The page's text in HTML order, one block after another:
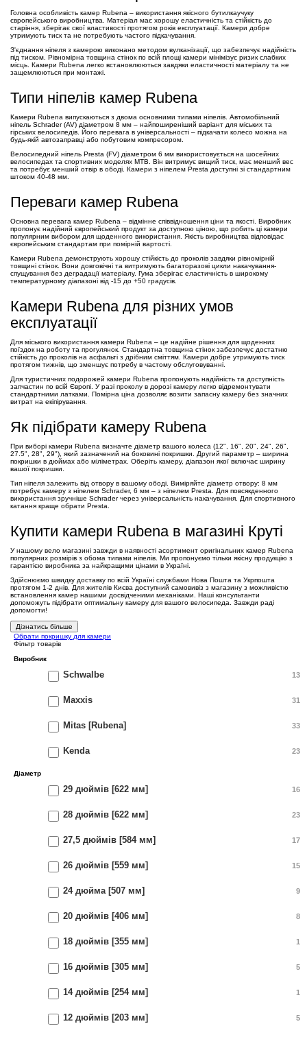
Головна особливість камер Rubena – використання якісного бутилкаучуку
європейського виробництва. Матеріал має хорошу еластичність та стійкість до
старіння, зберігає свої властивості протягом років експлуатації. Камери добре
утримують тиск та не потребують частого підкачування.
З'єднання ніпеля з камерою виконано методом вулканізації, що забезпечує надійність
під тиском. Рівномірна товщина стінок по всій площі камери мінімізує ризик слабких
місць. Камери Rubena легко встановлюються завдяки еластичності матеріалу та не
защемлюються при монтажі.
Типи ніпелів камер Rubena
Камери Rubena випускаються з двома основними типами ніпелів. Автомобільний
ніпель Schrader (AV) діаметром 8 мм – найпоширеніший варіант для міських та
гірських велосипедів. Його перевага в універсальності – підкачати колесо можна на
будь-якій автозаправці або побутовим компресором.
Велосипедний ніпель Presta (FV) діаметром 6 мм використовується на шосейних
велосипедах та спортивних моделях MTB. Він витримує вищий тиск, має менший вес
та потребує менший отвір в ободі. Камери з ніпелем Presta доступні зі стандартним
штоком 40-48 мм.
Переваги камер Rubena
Основна перевага камер Rubena – відмінне співвідношення ціни та якості. Виробник
пропонує надійний європейський продукт за доступною ціною, що робить ці камери
популярним вибором для щоденного використання. Якість виробництва відповідає
європейським стандартам при помірній вартості.
Камери Rubena демонструють хорошу стійкість до проколів завдяки рівномірній
товщині стінок. Вони довговічні та витримують багаторазові цикли накачування-
спущування без деградації матеріалу. Гума зберігає еластичність в широкому
температурному діапазоні від -15 до +50 градусів.
Камери Rubena для різних умов
експлуатації
Для міського використання камери Rubena – це надійне рішення для щоденних
поїздок на роботу та прогулянок. Стандартна товщина стінок забезпечує достатню
стійкість до проколів на асфальті з дрібним сміттям. Камери добре утримують тиск
протягом тижнів, що зменшує потребу в частому обслуговуванні.
Для туристичних подорожей камери Rubena пропонують надійність та доступність
запчастин по всій Європі. У разі проколу в дорозі камеру легко відремонтувати
стандартними латками. Помірна ціна дозволяє возити запасну камеру без значних
витрат на екіпірування.
Як підібрати камеру Rubena
При виборі камери Rubena визначте діаметр вашого колеса (12", 16", 20", 24", 26",
27.5", 28", 29"), який зазначений на боковині покришки. Другий параметр – ширина
покришки в дюймах або міліметрах. Оберіть камеру, діапазон якої включає ширину
вашої покришки.
Тип ніпеля залежить від отвору в вашому ободі. Виміряйте діаметр отвору: 8 мм
потребує камеру з ніпелем Schrader, 6 мм – з ніпелем Presta. Для повсякденного
використання зручніше Schrader через універсальність накачування. Для спортивного
катання краще обрати Presta.
Купити камери Rubena в магазині Крутi
У нашому вело магазині завжди в наявності асортимент оригінальних камер Rubena
популярних розмірів з обома типами ніпелів. Ми пропонуємо тільки якісну продукцію з
гарантією виробника за найкращими цінами в Україні.
Здійснюємо швидку доставку по всій Україні службами Нова Пошта та Укрпошта
протягом 1-2 днів. Для жителів Києва доступний самовивіз з магазину з можливістю
встановлення камер нашими досвідченими механіками. Наші консультанти
допоможуть підібрати оптимальну камеру для вашого велосипеда. Завжди раді
допомогти!
Дізнатись більше
Обрати покришку для камери
Фільтр товарів
Виробник
Schwalbe 13
Maxxis 31
Mitas [Rubena] 33
Kenda 23
Діаметр
29 дюймів [622 мм] 16
28 дюймів [622 мм] 23
27,5 дюймів [584 мм] 17
26 дюймів [559 мм] 15
24 дюйма [507 мм] 9
20 дюймів [406 мм] 8
18 дюймів [355 мм] 1
16 дюймів [305 мм] 5
14 дюймів [254 мм] 1
12 дюймів [203 мм] 5